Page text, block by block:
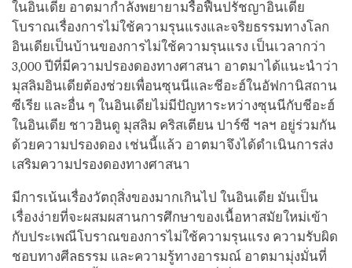
ในอินเดีย อาตมากำลังพยายามรื้อฟื้นปรัชญาอินเดีย
โบราณเรื่องการไม่ใช้ความรุนแรงและจริยธรรมทางโลก
อินเดียเป็นบ้านของการไม่ใช้ความรุนแรง เป็นเวลากว่า
3,000 ปีที่มีความปรองดองทางศาสนา อาตมาได้แนะนำว่า
มุสลิมอินเดียต้องช่วยเพื่อนซุนนีและชีอะฮ์ในอัฟกานิสถาน
ซีเรีย และอื่น ๆ ในอินเดียไม่มีปัญหาระหว่างซุนนีกับชีอะฮ์
ในอินเดีย ชาวฮินดู มุสลิม คริสเตียน ปาร์ซี ฯลฯ อยู่ร่วมกัน
ด้วยความปรองดอง เช่นนี้แล้ว อาตมาจึงได้ดำเนินการส่ง
เสริมความปรองดองทางศาสนา
มีการเน้นเรื่องวัตถุสิ่งของมากเกินไป ในอินเดีย มันเป็น
เรื่องง่ายที่จะผสมผสานการศึกษาของเนื้อหาสมัยใหม่เข้า
กับประเพณีโบราณของการไม่ใช้ความรุนแรง ความรับผิด
ชอบทางศีลธรรม และความรู้ทางอารมณ์ อาตมามุ่งมั่นที่